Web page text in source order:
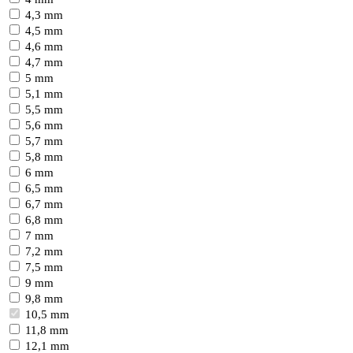
4,3 mm
4,5 mm
4,6 mm
4,7 mm
5 mm
5,1 mm
5,5 mm
5,6 mm
5,7 mm
5,8 mm
6 mm
6,5 mm
6,7 mm
6,8 mm
7 mm
7,2 mm
7,5 mm
9 mm
9,8 mm
10,5 mm
11,8 mm
12,1 mm